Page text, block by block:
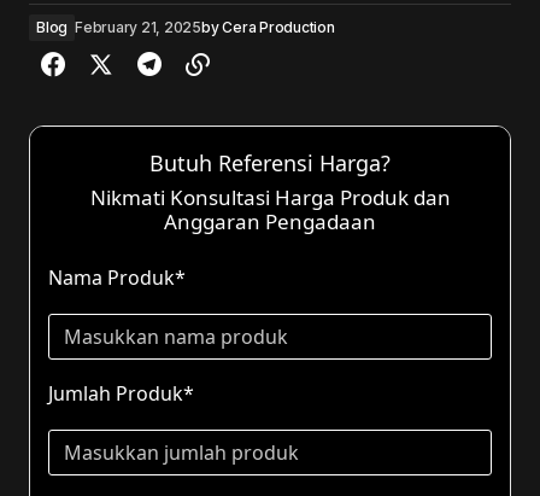
Blog February 21, 2025byCera Production